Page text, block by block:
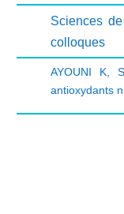
Sciences
colloques
AYOUNI K,
antioxydants